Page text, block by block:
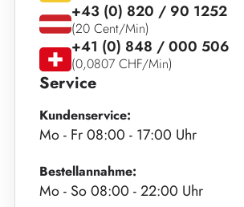
Service
Kundenservice:
Mo - Fr 08:00 - 17:00 Uhr
Bestellannahme:
Mo - So 08:00 - 22:00 Uhr
+43 (0) 820 / 90 1252
(20 Cent/Min)
+41 (0) 848 / 000 506
(0,0807 CHF/Min)